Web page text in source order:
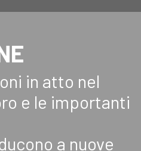
in atto nel
e le importanti
a nuove